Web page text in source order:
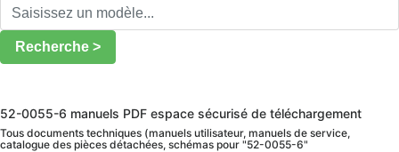
Recherche >
52-0055-6 manuels PDF espace sécurisé de téléchargement
Tous documents techniques (manuels utilisateur, manuels de service,
catalogue des pièces détachées, schémas pour "52-0055-6"